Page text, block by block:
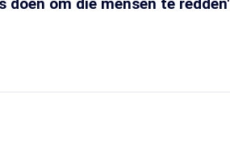
doen om die mensen te redden'